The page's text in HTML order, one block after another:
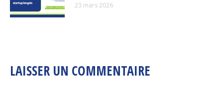
23 mars 2026
LAISSER UN COMMENTAIRE